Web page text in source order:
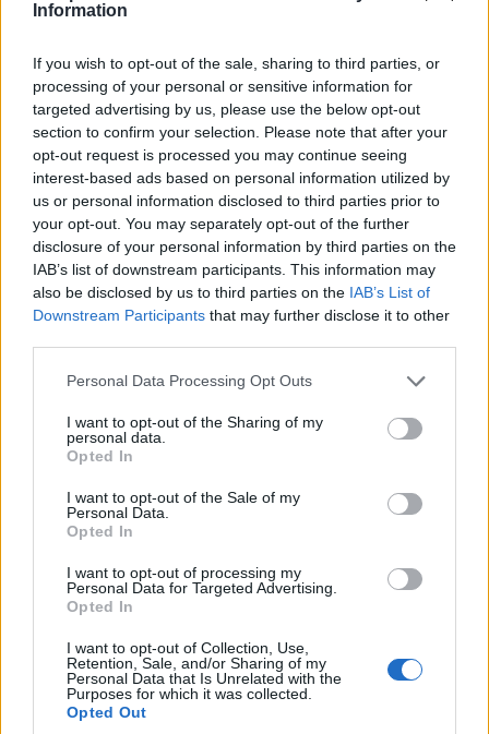
Information
If you wish to opt-out of the sale, sharing to third parties, or
processing of your personal or sensitive information for
targeted advertising by us, please use the below opt-out
section to confirm your selection. Please note that after your
opt-out request is processed you may continue seeing
interest-based ads based on personal information utilized by
us or personal information disclosed to third parties prior to
your opt-out. You may separately opt-out of the further
disclosure of your personal information by third parties on the
IAB’s list of downstream participants. This information may
also be disclosed by us to third parties on the IAB’s List of
Downstream Participants that may further disclose it to other
Please note that this website/app uses one or more Google
not limited to your visit or usage behaviour. You may click to
grant or deny consent to Google and its third-party tags to
use your data for below specified purposes in below Google
consent section.
Personal Data Processing Opt Outs
I want to opt-out of the Sharing of my
personal data.
Opted In
I want to opt-out of the Sale of my
Personal Data.
Opted In
I want to opt-out of processing my
Personal Data for Targeted Advertising.
Opted In
I want to opt-out of Collection, Use,
Retention, Sale, and/or Sharing of my
Personal Data that Is Unrelated with the
Purposes for which it was collected.
Opted Out
A 10 vizsgált szoftvergyártó
Jelentéséhez a Verdantix a Siemens átfogó
épületbiztonsági portfólióját elemezte, beleértve a
helyben telepíthető Siveillance Suite alkalmazás
beléptető rendszer, videómegfigyelő, behatolásjelző és